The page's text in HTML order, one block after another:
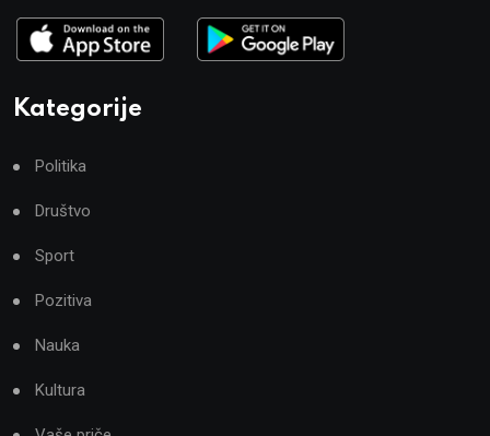
Kategorije
Politika
Društvo
Sport
Pozitiva
Nauka
Kultura